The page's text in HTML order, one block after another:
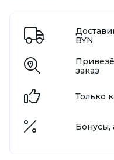
BYN
заказ
Только
Бонусы,